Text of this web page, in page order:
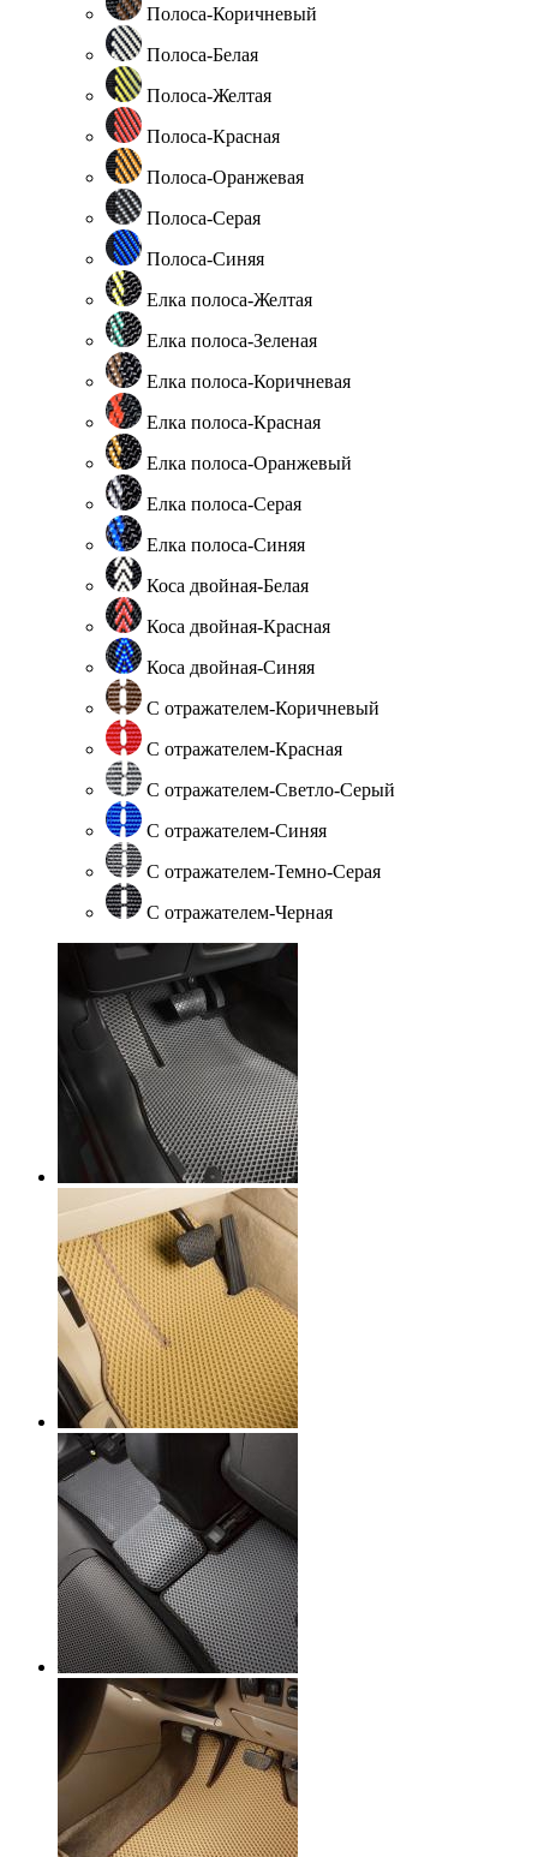
Полоса-Коричневый
Полоса-Белая
Полоса-Желтая
Полоса-Красная
Полоса-Оранжевая
Полоса-Серая
Полоса-Синяя
Елка полоса-Желтая
Елка полоса-Зеленая
Елка полоса-Коричневая
Елка полоса-Красная
Елка полоса-Оранжевый
Елка полоса-Серая
Елка полоса-Синяя
Коса двойная-Белая
Коса двойная-Красная
Коса двойная-Синяя
С отражателем-Коричневый
С отражателем-Красная
С отражателем-Светло-Серый
С отражателем-Синяя
С отражателем-Темно-Серая
С отражателем-Черная